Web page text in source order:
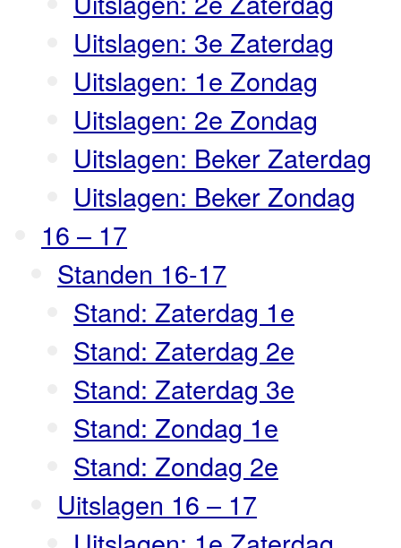
Uitslagen: 3e Zaterdag
Uitslagen: 1e Zondag
Uitslagen: 2e Zondag
Uitslagen: Beker Zaterdag
Uitslagen: Beker Zondag
16 – 17
Standen 16-17
Stand: Zaterdag 1e
Stand: Zaterdag 2e
Stand: Zaterdag 3e
Stand: Zondag 1e
Stand: Zondag 2e
Uitslagen 16 – 17